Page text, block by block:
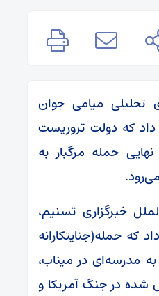
تحلیلی میامی جوان
که دولت تروریست
نهایی حمله مرگبار به
خبرگزاری تسنیم،
که حمله(جنایتکارانه
به مدرسه‌ای در میناب،
‌شده در جنگ آمریکا و